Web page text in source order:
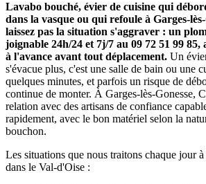
Lavabo bouché, évier de cuisine qui
dans la vasque ou qui refoule à Garges-
laissez pas la situation s'aggraver : un
joignable 24h/24 et 7j/7 au 09 72 51 99
à l'avance avant tout déplacement. Un
s'évacue plus, c'est une salle de bain ou une
quelques minutes, et parfois un risque de
continue de monter. À Garges-lès-Gonesse,
relation avec des artisans de confiance
rapidement, avec le bon matériel selon la
bouchon.
Les situations que nous traitons chaque jour
dans le Val-d'Oise :